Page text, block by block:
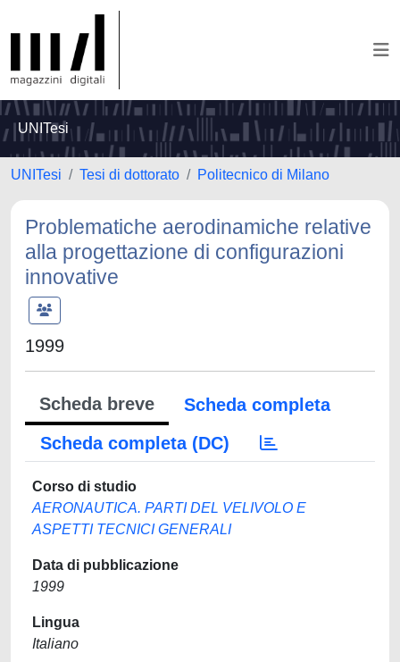
UNITesi
UNITesi Tesi di dottorato Politecnico di Milano
Problematiche aerodinamiche relative
alla progettazione di configurazioni
innovative
1999
Scheda breve
Scheda completa
Scheda completa (DC)
Corso di studio
AERONAUTICA. PARTI DEL VELIVOLO E
ASPETTI TECNICI GENERALI
Data di pubblicazione
1999
Lingua
Italiano